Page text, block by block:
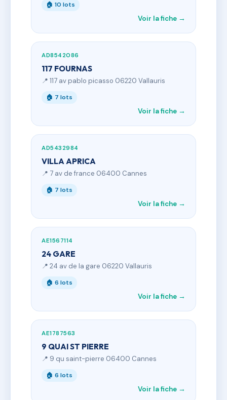
🏠 10 lots
Voir la fiche →
AD8542086
117 FOURNAS
📍 117 av pablo picasso 06220 Vallauris
🏠 7 lots
Voir la fiche →
AD5432984
VILLA APRICA
📍 7 av de france 06400 Cannes
🏠 7 lots
Voir la fiche →
AE1567114
24 GARE
📍 24 av de la gare 06220 Vallauris
🏠 6 lots
Voir la fiche →
AE1787563
9 QUAI ST PIERRE
📍 9 qu saint-pierre 06400 Cannes
🏠 6 lots
Voir la fiche →